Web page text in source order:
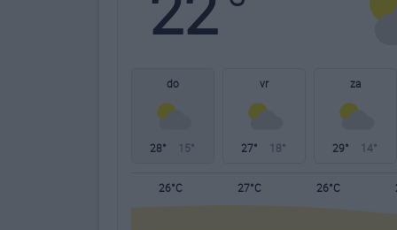
do
28° 15°
vr
27° 18°
za
29° 14°
26°C 27°C 26°C